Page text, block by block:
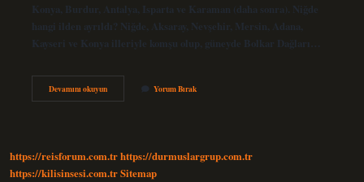
Konya, Burdur, Antalya, Isparta ve Karaman (daha sonra). Niğde
hangi ilden ayrıldı? Niğde, Aksaray, Nevşehir, Mersin, Adana,
Kayseri ve Konya illeriyle komşu olup, güneyde Bolkar Dağları…
Devamını okuyunHangi
Il
Yorum Bırak
https://reisforum.com.trhttps://durmuslargrup.com.tr
https://kilisinsesi.com.trSitemap